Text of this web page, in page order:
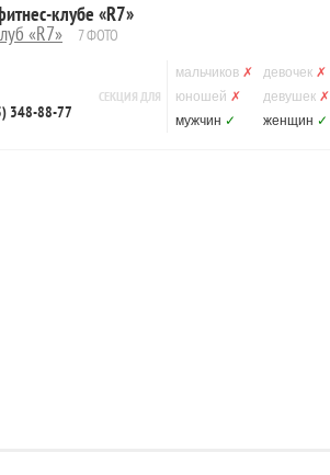
клубе «R7»
«R7» 7 ФОТО
348-88-77
СЕКЦИЯ ДЛЯ
мальчиков ✗ девочек ✗
юношей ✗ девушек ✗
мужчин ✓ женщин ✓